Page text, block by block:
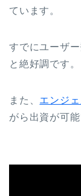
ています。
すでにユーザ
と絶好調です。
また、 エンジェ
がら出資が可能